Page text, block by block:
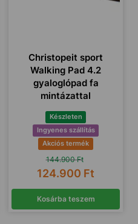
Christopeit sport
Walking Pad 4.2
gyaloglópad fa
mintázattal
Készleten
Ingyenes szállítás
Akciós termék
144.900Ft
124.900 Ft
Kosárba teszem